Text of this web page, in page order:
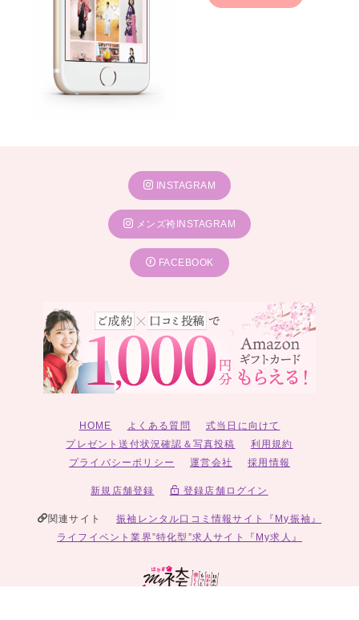
INSTAGRAM
メンズ袴INSTAGRAM
FACEBOOK
HOME よくある質問
式当日に向けて
プレゼント送付状況確認＆写真投稿
利用規約
プライバシーポリシー
運営会社 採用情報
新規店舗登録 登録店舗ログイン
関連サイト
振袖レンタル口コミ情報サイト『My振袖』
ライフイベント業界”特化型”求人サイト『My求人』